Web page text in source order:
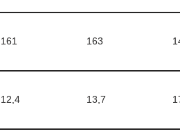
161 163
12,4 13,7